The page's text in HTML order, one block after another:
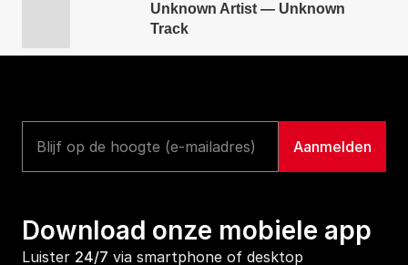
Unknown Artist — Unknown
Track
Download onze mobiele app
Luister 24/7 via smartphone of desktop